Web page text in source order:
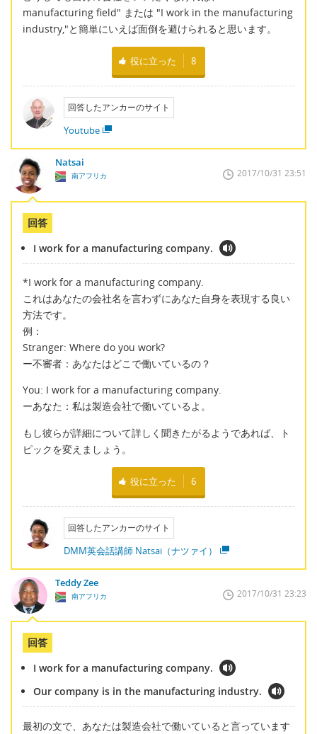
manufacturing field" または "I work in the manufacturing
industry,"と簡単にいえば面倒を避けられると思います。
役に立った 8
回答したアンカーのサイト
Youtube
Natsai
南アフリカ 2017/10/31 23:51
回答
I work for a manufacturing company.
*I work for a manufacturing company.
これはあなたの会社名を言わずにあなた自身を表現する良い
方法です。
例：
Stranger: Where do you work?
ー不審者：あなたはどこで働いているの？
You: I work for a manufacturing company.
ーあなた：私は製造会社で働いているよ。
もし彼らが詳細について詳しく聞きたがるようであれば、ト
ピックを変えましょう。
役に立った 6
回答したアンカーのサイト
DMM英会話講師 Natsai（ナツァイ）
Teddy Zee
南アフリカ 2017/10/31 23:23
回答
I work for a manufacturing company.
Our company is in the manufacturing industry.
最初の文で、あなたは製造会社で働いていると言っています